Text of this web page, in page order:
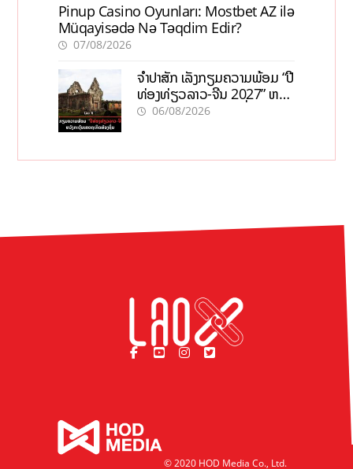
Pinup Casino Oyunları: Mostbet AZ ilə
Müqayisədə Nə Təqdim Edir?
07/08/2026
ຈຳປາສັກ ເລັ່ງກຽມຄວາມພ້ອມ “ປີ
ທ່ອງທ່ຽວລາວ-ຈີນ 2027” ຫວັງ
ກະຕຸ້ນເສດຖະກິດທ້ອງຖິ່ນ
06/08/2026
© 2020 HOD Media Co., Ltd.